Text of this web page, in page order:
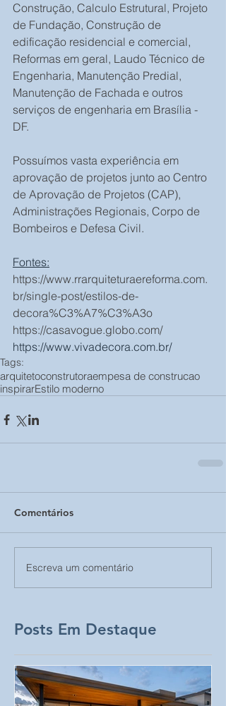
Construção, Calculo Estrutural, Projeto
de Fundação, Construção de
edificação residencial e comercial,
Reformas em geral, Laudo Técnico de
Engenharia, Manutenção Predial,
Manutenção de Fachada e outros
serviços de engenharia em Brasília -
DF.
Possuímos vasta experiência em
aprovação de projetos junto ao Centro
de Aprovação de Projetos (CAP),
Administrações Regionais, Corpo de
Bombeiros e Defesa Civil.
Fontes:
https://www.rrarquiteturaereforma.com.
br/single-post/estilos-de-
decora%C3%A7%C3%A3o
https://casavogue.globo.com/
https://www.vivadecora.com.br/
Tags:
arquitetoconstrutoraempesa de construcao
inspirarEstilo moderno
Comentários
Escreva um comentário
Posts Em Destaque